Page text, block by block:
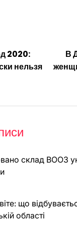
2020:
нельзя
В
склад ВООЗ
що
області